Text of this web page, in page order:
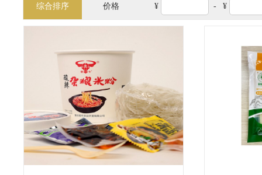
综合排序 价格 ¥ - ¥